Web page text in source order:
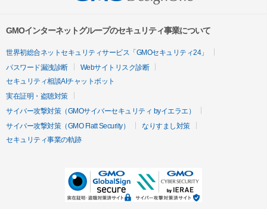
GMOインターネットグループのセキュリティ事業について
世界初総合ネットセキュリティサービス「GMOセキュリティ24」
パスワード漏洩診断
Webサイトリスク診断
セキュリティ相談AIチャットボット
実在証明・盗聴対策
サイバー攻撃対策（GMOサイバーセキュリティ byイエラエ）
サイバー攻撃対策（GMO Flatt Security）
なりすまし対策
セキュリティ事業の軌跡